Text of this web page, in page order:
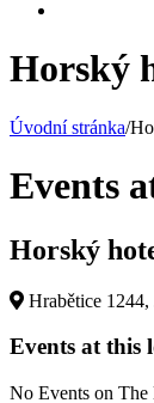
Horský
Úvodní stránka/
Events
Horský
Hrabětice 1244,
Events at this
No Events on